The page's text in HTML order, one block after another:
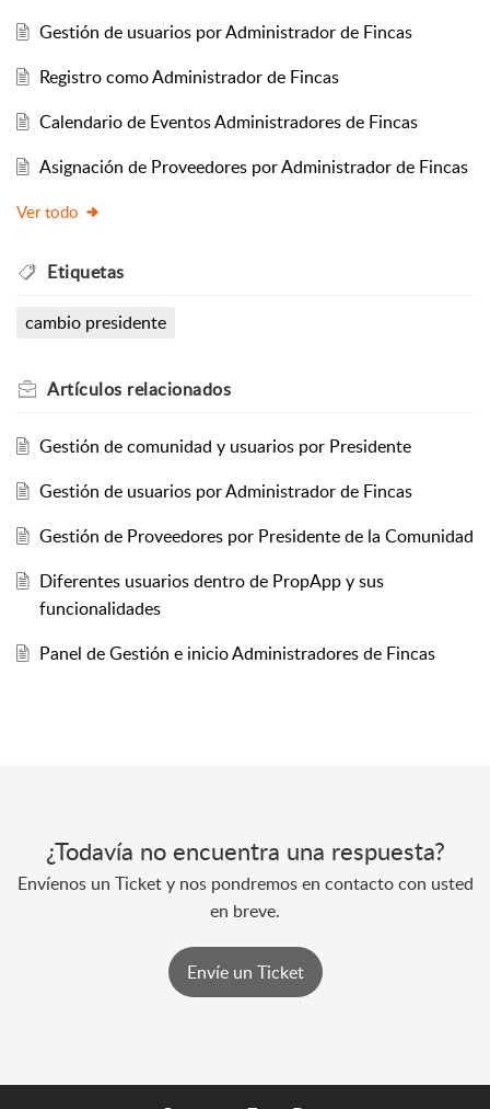
Gestión de usuarios por Administrador de Fincas
Registro como Administrador de Fincas
Calendario de Eventos Administradores de Fincas
Asignación de Proveedores por Administrador de Fincas
Ver todo
Etiquetas
cambio presidente
Artículos relacionados
Gestión de comunidad y usuarios por Presidente
Gestión de usuarios por Administrador de Fincas
Gestión de Proveedores por Presidente de la Comunidad
Diferentes usuarios dentro de PropApp y sus
funcionalidades
Panel de Gestión e inicio Administradores de Fincas
¿Todavía no encuentra una respuesta?
Envíenos un Ticket y nos pondremos en contacto con usted
en breve.
Envíe un Ticket